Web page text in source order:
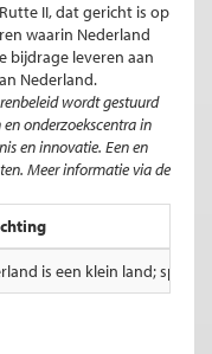
II, dat gericht is op
waarin Nederland
bijdrage leveren aan
Nederland.
wordt gestuurd
onderzoekscentra in
en innovatie. Een en
Meer informatie via de
is een klein land;